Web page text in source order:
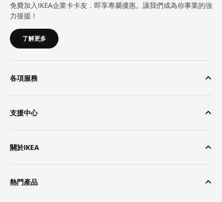
免費加入IKEA企業卡卡友，即享專屬優惠。讓我們成為你事業的強
力後援！
了解更多
各項服務
支援中心
關於IKEA
熱門產品